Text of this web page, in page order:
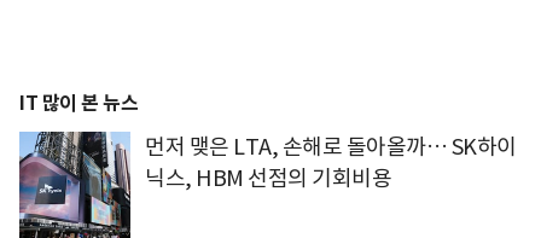
IT 많이 본 뉴스
먼저 맺은 LTA, 손해로 돌아올까… SK하이
닉스, HBM 선점의 기회비용